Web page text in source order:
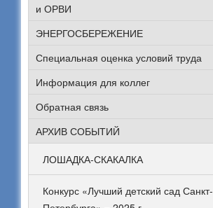
и ОРВИ
ЭНЕРГОСБЕРЕЖЕНИЕ
Специальная оценка условий труда
Информация для коллег
Обратная связь
АРХИВ СОБЫТИЙ
ЛОШАДКА-СКАКАЛКА
Конкурс «Лучший детский сад Санкт-